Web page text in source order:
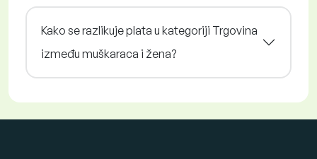
Kako se razlikuje plata u kategoriji Trgovina
između muškaraca i žena?